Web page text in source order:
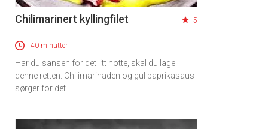
Chilimarinert kyllingfilet 5
40 minutter
Har du sansen for det litt hotte, skal du lage
denne retten. Chilimarinaden og gul paprikasaus
sørger for det.